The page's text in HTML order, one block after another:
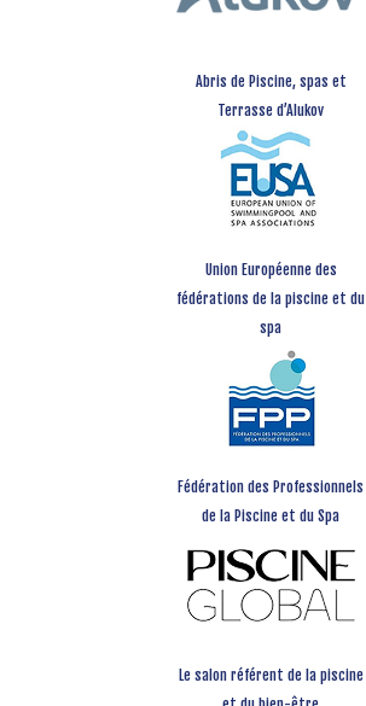
Abris de Piscine, spas et
Terrasse d’Alukov
Union Européenne des
fédérations de la piscine et du
spa
Fédération des Professionnels
de la Piscine et du Spa
Le salon référent de la piscine